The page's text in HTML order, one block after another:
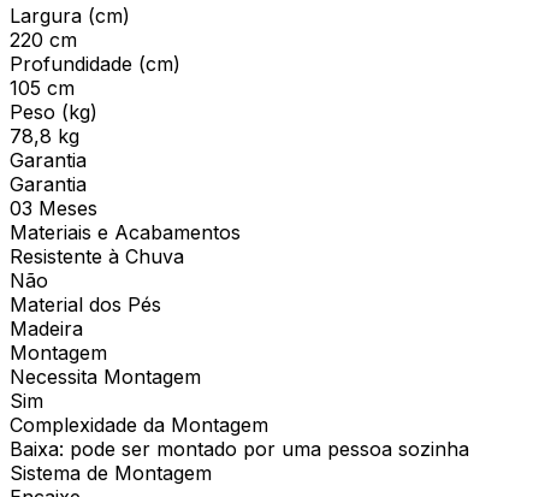
Largura (cm)
220 cm
Profundidade (cm)
105 cm
Peso (kg)
78,8 kg
Garantia
Garantia
03 Meses
Materiais e Acabamentos
Resistente à Chuva
Não
Material dos Pés
Madeira
Montagem
Necessita Montagem
Sim
Complexidade da Montagem
Baixa: pode ser montado por uma pessoa sozinha
Sistema de Montagem